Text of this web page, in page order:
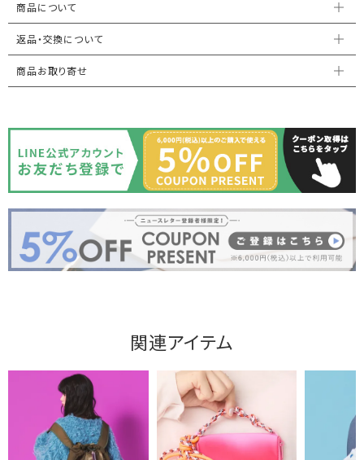
商品について
返品・交換について
商品お取り寄せ
関連アイテム